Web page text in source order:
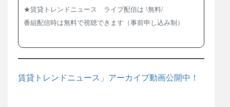
★賃貸トレンドニュース ライブ配信は \無料/
番組配信時は無料で視聴できます（事前申し込み制）
賃貸トレンドニュース」アーカイブ動画公開中！